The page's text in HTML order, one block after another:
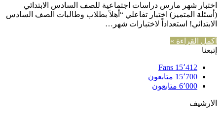
اختبار شهر مارس دراسات اجتماعية للصف السادس الابتدائي
(أسئلة المتميز) اختبار تفاعلي “أهلاً بطلاب وطالبات الصف السادس
الابتدائي! استعداداً لاختبارات شهر…
أكمل القراءة »
إتبعنا
15٬412 Fans
15٬700 متابعون
6٬000 متابعون
الارشيف